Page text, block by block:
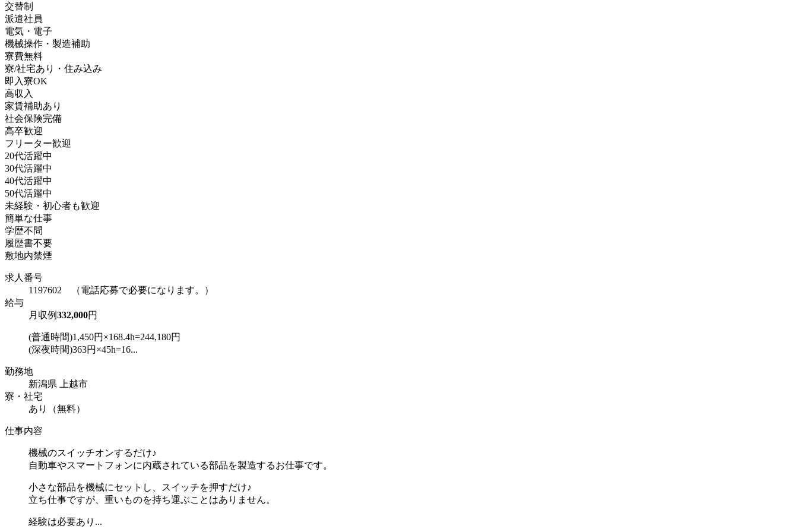
交替制
派遣社員
電気・電子
機械操作・製造補助
寮費無料
寮/社宅あり・住み込み
即入寮OK
高収入
家賃補助あり
社会保険完備
高卒歓迎
フリーター歓迎
20代活躍中
30代活躍中
40代活躍中
50代活躍中
未経験・初心者も歓迎
簡単な仕事
学歴不問
履歴書不要
敷地内禁煙
求人番号
1197602 （電話応募で必要になります。）
給与
月収例332,000円
(普通時間)1,450円×168.4h=244,180円
(深夜時間)363円×45h=16...
勤務地
新潟県 上越市
寮・社宅
あり（無料）
仕事内容
機械のスイッチオンするだけ♪
自動車やスマートフォンに内蔵されている部品を製造するお仕事です。
小さな部品を機械にセットし、スイッチを押すだけ♪
立ち仕事ですが、重いものを持ち運ぶことはありません。
経験は必要あり...